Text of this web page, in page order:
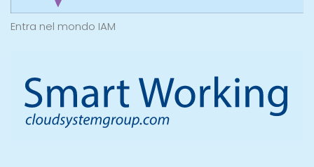
Entra nel mondo IAM